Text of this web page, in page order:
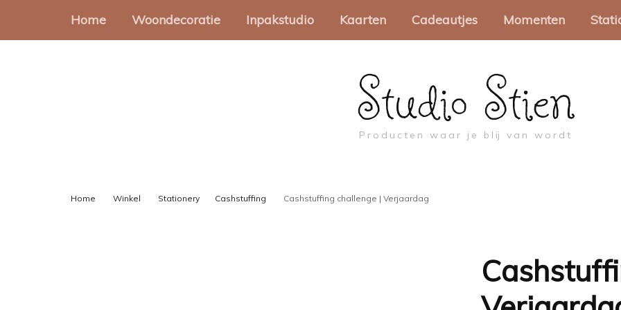
Home Woondecoratie Inpakstudio
Cadeaulabels
Kaarten
Wenskaarten
Minikaartjes
Cadeautjes
Brievenbuscadeautjes
Collega
Moederdag
Juf & Meester
Momenten
Kerst
Pasen
Studio Stien
Producten waar je blij van wordt
Home Winkel Stationery Cashstuffing Cashstuffing challenge | Verjaardag